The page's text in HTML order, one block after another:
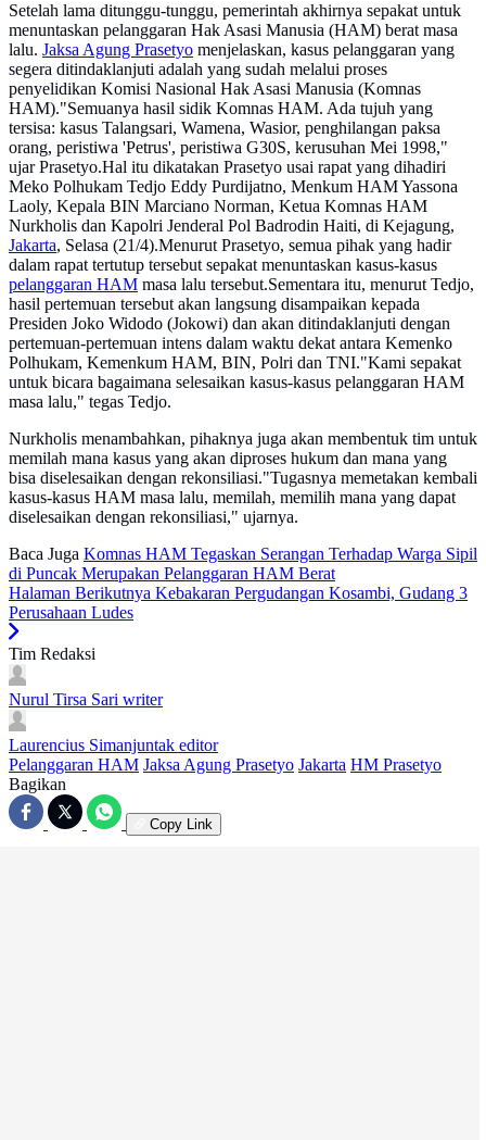
Setelah lama ditunggu-tunggu, pemerintah akhirnya sepakat untuk
menuntaskan pelanggaran Hak Asasi Manusia (HAM) berat masa
lalu. Jaksa Agung Prasetyo menjelaskan, kasus pelanggaran yang
segera ditindaklanjuti adalah yang sudah melalui proses
penyelidikan Komisi Nasional Hak Asasi Manusia (Komnas
HAM)."Semuanya hasil sidik Komnas HAM. Ada tujuh yang
tersisa: kasus Talangsari, Wamena, Wasior, penghilangan paksa
orang, peristiwa 'Petrus', peristiwa G30S, kerusuhan Mei 1998,"
ujar Prasetyo.Hal itu dikatakan Prasetyo usai rapat yang dihadiri
Meko Polhukam Tedjo Eddy Purdijatno, Menkum HAM Yassona
Laoly, Kepala BIN Marciano Norman, Ketua Komnas HAM
Nurkholis dan Kapolri Jenderal Pol Badrodin Haiti, di Kejagung,
Jakarta, Selasa (21/4).Menurut Prasetyo, semua pihak yang hadir
dalam rapat tertutup tersebut sepakat menuntaskan kasus-kasus
pelanggaran HAM masa lalu tersebut.Sementara itu, menurut Tedjo,
hasil pertemuan tersebut akan langsung disampaikan kepada
Presiden Joko Widodo (Jokowi) dan akan ditindaklanjuti dengan
pertemuan-pertemuan intens dalam waktu dekat antara Kemenko
Polhukam, Kemenkum HAM, BIN, Polri dan TNI."Kami sepakat
untuk bicara bagaimana selesaikan kasus-kasus pelanggaran HAM
masa lalu," tegas Tedjo.
Nurkholis menambahkan, pihaknya juga akan membentuk tim untuk
memilah mana kasus yang akan diproses hukum dan mana yang
bisa diselesaikan dengan rekonsiliasi."Tugasnya memetakan kembali
kasus-kasus HAM masa lalu, memilah, memilih mana yang dapat
diselesaikan dengan rekonsiliasi," ujarnya.
Baca Juga Komnas HAM Tegaskan Serangan Terhadap Warga Sipil
di Puncak Merupakan Pelanggaran HAM Berat
Halaman Berikutnya Kebakaran Pergudangan Kosambi, Gudang 3
Perusahaan Ludes
Tim Redaksi
Nurul Tirsa Sari writer
Laurencius Simanjuntak editor
Pelanggaran HAM Jaksa Agung Prasetyo Jakarta HM Prasetyo
Bagikan
Copy Link